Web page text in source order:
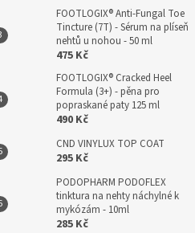
FOOTLOGIX® Anti-Fungal Toe
Tincture (7T) - Sérum na plíseň
nehtů u nohou - 50 ml
475 Kč
FOOTLOGIX® Cracked Heel
Formula (3+) - pěna pro
popraskané paty 125 ml
490 Kč
CND VINYLUX TOP COAT
295 Kč
PODOPHARM PODOFLEX
tinktura na nehty náchylné k
mykózám - 10ml
285 Kč